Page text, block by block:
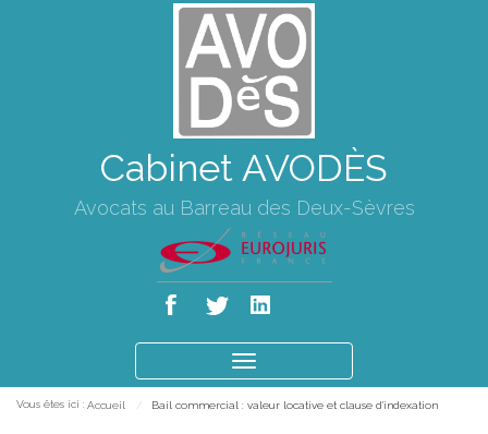
Cabinet AVODÈS
Avocats au Barreau des Deux-Sèvres
le
Vous êtes ici : Accueil Bail commercial : valeur locative et clause d'indexation